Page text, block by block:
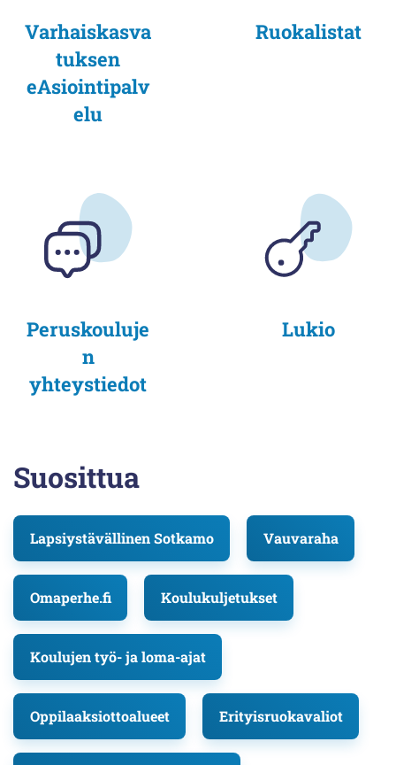
Varhaiskasva
tuksen
eAsiointipalv
elu
Ruokalistat
Peruskouluje
n
yhteystiedot
Lukio
Suosittua
Lapsiystävällinen Sotkamo Vauvaraha
Omaperhe.fi Koulukuljetukset
Koulujen työ- ja loma-ajat
Oppilaaksiottoalueet Erityisruokavaliot